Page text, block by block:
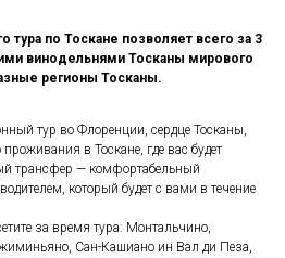
тура по Тоскане позволяет всего за 3
винодельнями Тосканы мирового
регионы Тосканы.
тур во Флоренции, сердце Тосканы,
в Тоскане, где вас будет
трансфер — комфортабельный
который будет с вами в течение
за время тура: Монтальчино,
Сан-Кашиано ин Вал ди Пеза,